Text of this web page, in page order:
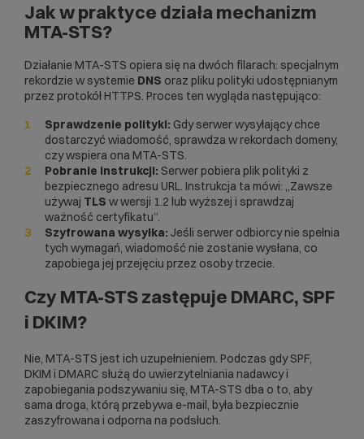
Jak w praktyce działa mechanizm
MTA-STS?
Działanie MTA-STS opiera się na dwóch filarach: specjalnym
rekordzie w systemie DNS oraz pliku polityki udostępnianym
przez protokół HTTPS. Proces ten wygląda następująco:
Sprawdzenie polityki: Gdy serwer wysyłający chce
dostarczyć wiadomość, sprawdza w rekordach domeny,
czy wspiera ona MTA-STS.
Pobranie instrukcji: Serwer pobiera plik polityki z
bezpiecznego adresu URL. Instrukcja ta mówi: „Zawsze
używaj TLS w wersji 1.2 lub wyższej i sprawdzaj
ważność certyfikatu”.
Szyfrowana wysyłka: Jeśli serwer odbiorcy nie spełnia
tych wymagań, wiadomość nie zostanie wysłana, co
zapobiega jej przejęciu przez osoby trzecie.
Czy MTA-STS zastępuje DMARC, SPF
i DKIM?
Nie, MTA-STS jest ich uzupełnieniem. Podczas gdy SPF,
DKIM i DMARC służą do uwierzytelniania nadawcy i
zapobiegania podszywaniu się, MTA-STS dba o to, aby
sama droga, którą przebywa e-mail, była bezpiecznie
zaszyfrowana i odporna na podsłuch.